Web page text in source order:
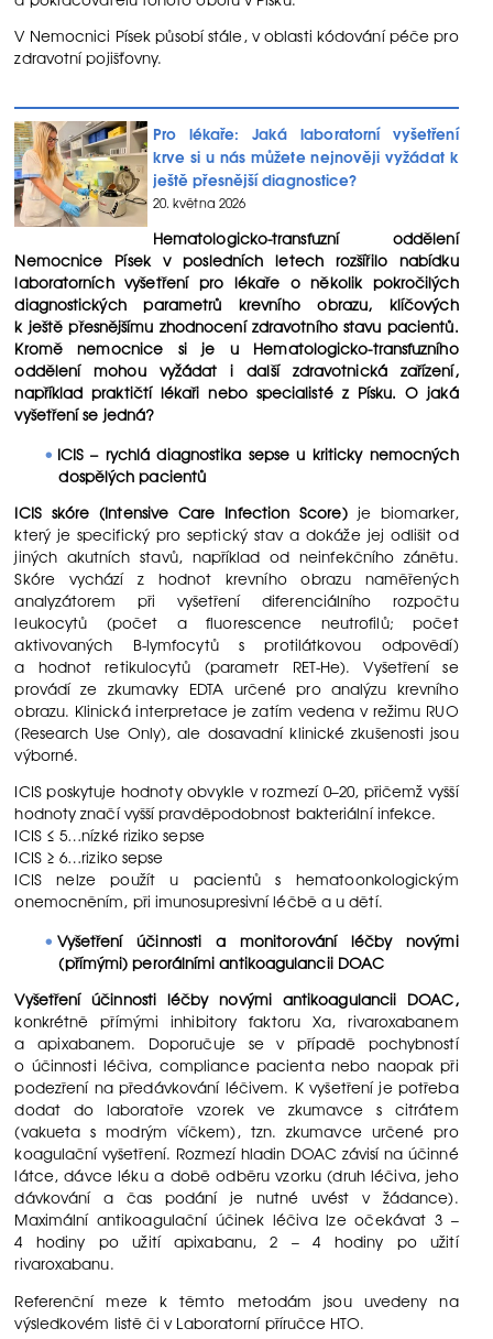
V Nemocnici Písek působí stále, v oblasti kódování péče pro
zdravotní pojišťovny.
Pro lékaře: Jaká laboratorní vyšetření
krve si u nás můžete nejnověji vyžádat k
ještě přesnější diagnostice?
20. května 2026
Hematologicko-transfuzní oddělení
Nemocnice Písek v posledních letech rozšířilo nabídku
laboratorních vyšetření pro lékaře o několik pokročilých
diagnostických parametrů krevního obrazu, klíčových
k ještě přesnějšímu zhodnocení zdravotního stavu pacientů.
Kromě nemocnice si je u Hematologicko-transfuzního
oddělení mohou vyžádat i další zdravotnická zařízení,
například praktičtí lékaři nebo specialisté z Písku. O jaká
vyšetření se jedná?
ICIS – rychlá diagnostika sepse u kriticky nemocných
dospělých pacientů
ICIS skóre (Intensive Care Infection Score)je biomarker,
který je specifický pro septický stav a dokáže jej odlišit od
jiných akutních stavů, například od neinfekčního zánětu.
Skóre vychází z hodnot krevního obrazu naměřených
analyzátorem při vyšetření diferenciálního rozpočtu
leukocytů (počet a fluorescence neutrofilů; počet
aktivovaných B-lymfocytů s protilátkovou odpovědí)
a hodnot retikulocytů (parametr RET-He). Vyšetření se
provádí ze zkumavky EDTA určené pro analýzu krevního
obrazu. Klinická interpretace je zatím vedena v režimu RUO
(Research Use Only), ale dosavadní klinické zkušenosti jsou
výborné.
ICIS poskytuje hodnoty obvykle v rozmezí 0–20, přičemž vyšší
hodnoty značí vyšší pravděpodobnost bakteriální infekce.
ICIS ≤ 5…nízké riziko sepse
ICIS ≥ 6…riziko sepse
ICIS nelze použít u pacientů s hematoonkologickým
onemocněním, při imunosupresivní léčbě a u dětí.
Vyšetření účinnosti a monitorování léčby novými
(přímými) perorálními antikoagulancii DOAC
Vyšetření účinnosti léčby novými antikoagulancii DOAC,
konkrétně přímými inhibitory faktoru Xa, rivaroxabanem
a apixabanem. Doporučuje se v případě pochybností
o účinnosti léčiva, compliance pacienta nebo naopak při
podezření na předávkování léčivem. K vyšetření je potřeba
dodat do laboratoře vzorek ve zkumavce s citrátem
(vakueta s modrým víčkem), tzn. zkumavce určené pro
koagulační vyšetření. Rozmezí hladin DOAC závisí na účinné
látce, dávce léku a době odběru vzorku (druh léčiva, jeho
dávkování a čas podání je nutné uvést v žádance).
Maximální antikoagulační účinek léčiva lze očekávat 3 –
4 hodiny po užití apixabanu, 2 – 4 hodiny po užití
rivaroxabanu.
Referenční meze k těmto metodám jsou uvedeny na
výsledkovém listě či v Laboratorní příručce HTO.